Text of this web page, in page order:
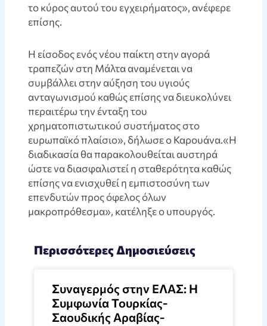
το κύρος αυτού του εγχειρήματος», ανέφερε
επίσης.
Η είσοδος ενός νέου παίκτη στην αγορά
τραπεζών στη Μάλτα αναμένεται να
συμβάλλει στην αύξηση του υγιούς
ανταγωνισμού καθώς επίσης να διευκολύνει
περαιτέρω την ένταξη του
χρηματοπιστωτικού συστήματος στο
ευρωπαϊκό πλαίσιο», δήλωσε ο Καρουάνα.«Η
διαδικασία θα παρακολουθείται αυστηρά
ώστε να διασφαλιστεί η σταθερότητα καθώς
επίσης να ενισχυθεί η εμπιστοσύνη των
επενδυτών προς όφελος όλων
μακροπρόθεσμα», κατέληξε ο υπουργός.
Περισσότερες Δημοσιεύσεις
Συναγερμός στην ΕΛΑΣ: Η
Συμφωνία Τουρκίας-
Σαουδικής Αραβίας-